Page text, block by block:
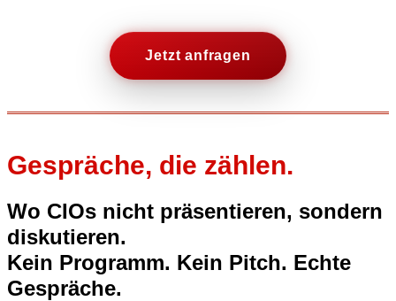
Jetzt anfragen
Gespräche, die zählen.
Wo CIOs nicht präsentieren, sondern
diskutieren.
Kein Programm. Kein Pitch. Echte
Gespräche.